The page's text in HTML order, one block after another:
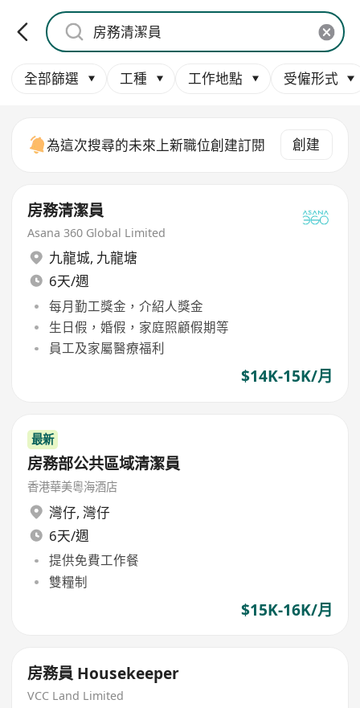
全部篩選 工種 工作地點 受僱形式
為這次搜尋的未來上新職位創建訂閱 創建
房務清潔員
Asana 360 Global Limited
九龍城, 九龍塘
6天/週
每月勤工獎金，介紹人獎金
生日假，婚假，家庭照顧假期等
員工及家屬醫療福利
$14K-15K/月
最新
房務部公共區域清潔員
香港華美粵海酒店
灣仔, 灣仔
6天/週
提供免費工作餐
雙糧制
$15K-16K/月
房務員 Housekeeper
VCC Land Limited